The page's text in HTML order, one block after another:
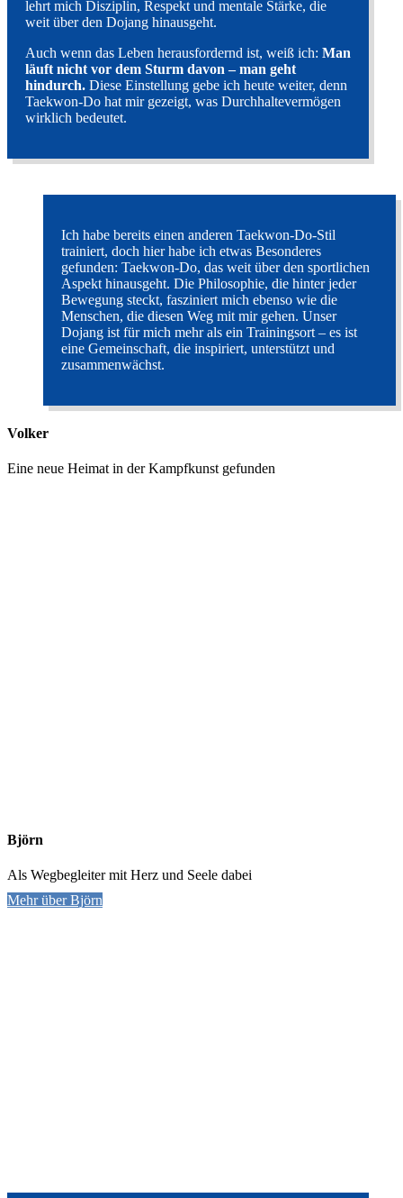
lehrt mich Disziplin, Respekt und mentale Stärke, die
weit über den Dojang hinausgeht.
Auch wenn das Leben herausfordernd ist, weiß ich: Man
läuft nicht vor dem Sturm davon – man geht
hindurch. Diese Einstellung gebe ich heute weiter, denn
Taekwon-Do hat mir gezeigt, was Durchhaltevermögen
wirklich bedeutet.
Ich habe bereits einen anderen Taekwon-Do-Stil
trainiert, doch hier habe ich etwas Besonderes
gefunden: Taekwon-Do, das weit über den sportlichen
Aspekt hinausgeht. Die Philosophie, die hinter jeder
Bewegung steckt, fasziniert mich ebenso wie die
Menschen, die diesen Weg mit mir gehen. Unser
Dojang ist für mich mehr als ein Trainingsort – es ist
eine Gemeinschaft, die inspiriert, unterstützt und
zusammenwächst.
Volker
Eine neue Heimat in der Kampfkunst gefunden
Björn
Als Wegbegleiter mit Herz und Seele dabei
Mehr über Björn